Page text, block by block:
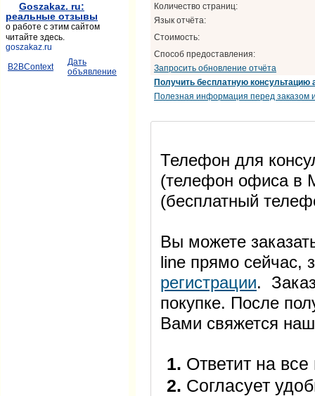
Количество страниц:
Язык отчёта:
Стоимость:
Способ предоставления:
Запросить обновление отчёта
Получить бесплатную консультацию
Полезная информация перед заказом
Телефон для
(телефон офиса в
(бесплатный
Вы можете
line прямо
регистрации.
покупке. После
Вами свяжется
1. Ответит на
2. Согласует
Goszakaz. ru:
реальные отзывы
о работе с этим сайтом
читайте здесь.
goszakaz.ru
B2BContext
Дать
объявление